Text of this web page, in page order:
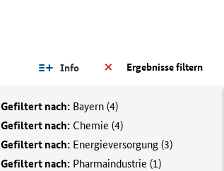
Ergebnisse filtern
Info
Gefiltert nach: Bayern (4)
Gefiltert nach: Chemie (4)
Gefiltert nach: Energieversorgung (3)
Gefiltert nach: Pharmaindustrie (1)